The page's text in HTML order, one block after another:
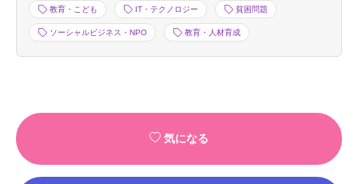
教育・こども IT・テクノロジー 貧困問題
ソーシャルビジネス・NPO 教育・人材育成
気になる